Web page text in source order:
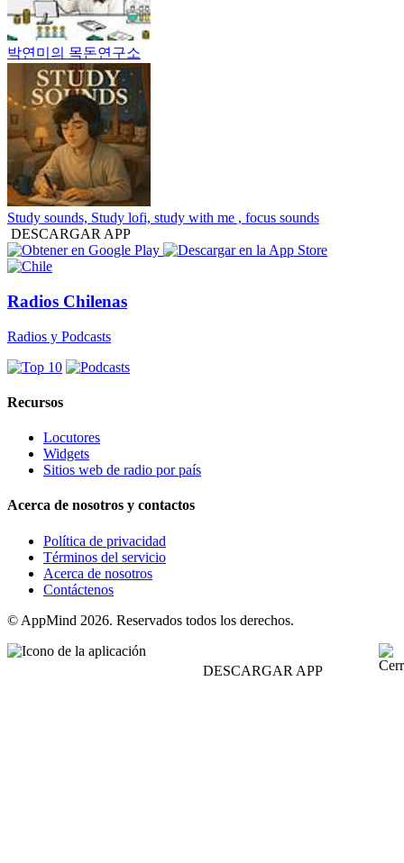
박연미의 목돈연구소
Study sounds, Study lofi, study with me , focus sounds
DESCARGAR APP
Radios Chilenas
Radios y Podcasts
Recursos
Locutores
Widgets
Sitios web de radio por país
Acerca de nosotros y contactos
Política de privacidad
Términos del servicio
Acerca de nosotros
Contáctenos
© AppMind 2026. Reservados todos los derechos.
DESCARGAR APP